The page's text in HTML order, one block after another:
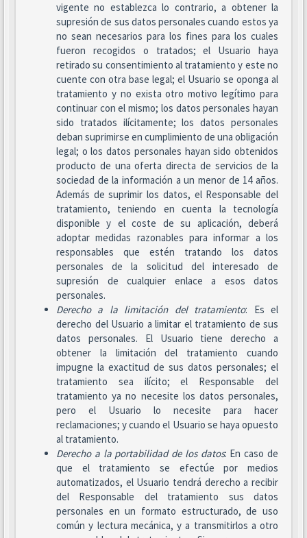
vigente no establezca lo contrario, a obtener la
supresión de sus datos personales cuando estos ya
no sean necesarios para los fines para los cuales
fueron recogidos o tratados; el Usuario haya
retirado su consentimiento al tratamiento y este no
cuente con otra base legal; el Usuario se oponga al
tratamiento y no exista otro motivo legítimo para
continuar con el mismo; los datos personales hayan
sido tratados ilícitamente; los datos personales
deban suprimirse en cumplimiento de una obligación
legal; o los datos personales hayan sido obtenidos
producto de una oferta directa de servicios de la
sociedad de la información a un menor de 14 años.
Además de suprimir los datos, el Responsable del
tratamiento, teniendo en cuenta la tecnología
disponible y el coste de su aplicación, deberá
adoptar medidas razonables para informar a los
responsables que estén tratando los datos
personales de la solicitud del interesado de
supresión de cualquier enlace a esos datos
personales.
Derecho a la limitación del tratamiento: Es el
derecho del Usuario a limitar el tratamiento de sus
datos personales. El Usuario tiene derecho a
obtener la limitación del tratamiento cuando
impugne la exactitud de sus datos personales; el
tratamiento sea ilícito; el Responsable del
tratamiento ya no necesite los datos personales,
pero el Usuario lo necesite para hacer
reclamaciones; y cuando el Usuario se haya opuesto
al tratamiento.
Derecho a la portabilidad de los datos: En caso de
que el tratamiento se efectúe por medios
automatizados, el Usuario tendrá derecho a recibir
del Responsable del tratamiento sus datos
personales en un formato estructurado, de uso
común y lectura mecánica, y a transmitirlos a otro